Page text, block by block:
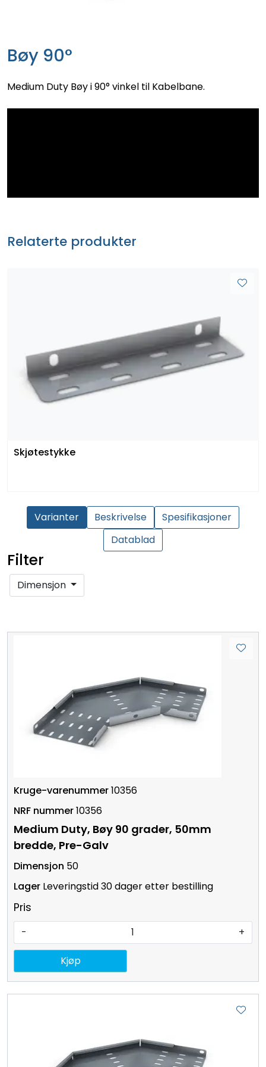
Bøy 90°
Medium Duty Bøy i 90° vinkel til Kabelbane.
Relaterte produkter
Skjøtestykke
Varianter Beskrivelse
Spesifikasjoner
Datablad
Filter
Dimensjon
10356
10356
Medium Duty, Bøy 90 grader, 50mm
bredde, Pre-Galv
50
Leveringstid 30 dager etter bestilling
Pris
- +
Kjøp